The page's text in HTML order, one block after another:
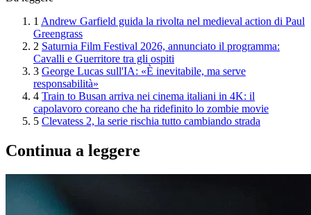
1 Andrew Garfield guida la rivolta nel medieval action di Paul
Greengrass
2 Saturnia Film Festival 2026, annunciato il programma:
Cavalli e Guerritore tra gli ospiti
3 George Lucas sull'IA: «È inevitabile, ma serve
responsabilità»
4 Train to Busan arriva nei cinema italiani in 4K: il
capolavoro coreano che ha ridefinito lo zombie movie
5 Clevatess 2, la serie rischia tutto cambiando strada
Continua a leggere